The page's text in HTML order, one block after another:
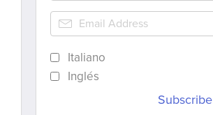
Italiano
Inglés
Subscribe